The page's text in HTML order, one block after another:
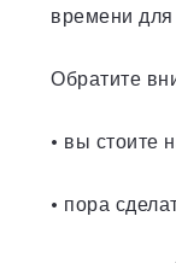
времени для
Обратите
• вы стоите
• пора